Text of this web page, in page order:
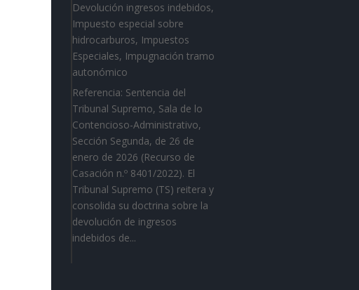
Devolución ingresos indebidos,
Impuesto especial sobre
hidrocarburos, Impuestos
Especiales, Impugnación tramo
autonómico
Referencia: Sentencia del
Tribunal Supremo, Sala de lo
Contencioso-Administrativo,
Sección Segunda, de 26 de
enero de 2026 (Recurso de
Casación n.º 8401/2022). El
Tribunal Supremo (TS) reitera y
consolida su doctrina sobre la
devolución de ingresos
indebidos de...